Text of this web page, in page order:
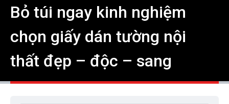
Bỏ túi ngay kinh nghiệm
chọn giấy dán tường nội
thất đẹp – độc – sang